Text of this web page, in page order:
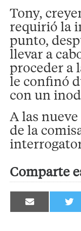
Tony,
requirió la
punto,
llevar a
proceder a
le confinó
con un
A las
de la
Comparte
Compartir
en en